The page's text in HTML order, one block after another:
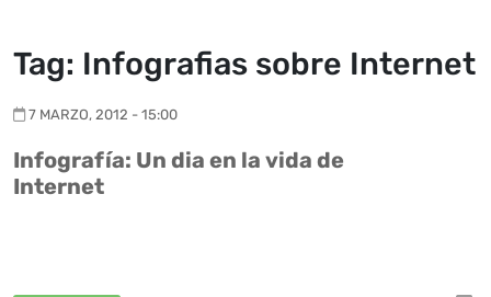
Tag: Infografias sobre Internet
7 MARZO, 2012 - 15:00
Infografía: Un dia en la vida de
Internet